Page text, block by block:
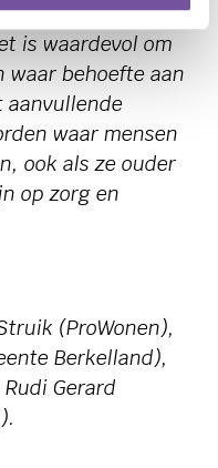
zoals onze
is waardevol om
waar behoefte aan
aanvullende
waar mensen
ook als ze ouder
op zorg en
(ProWonen),
Berkelland),
Gerard